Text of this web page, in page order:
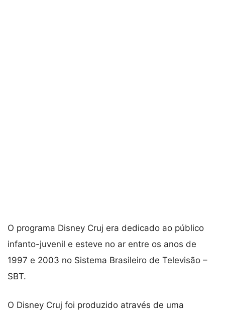
O programa Disney Cruj era dedicado ao público
infanto-juvenil e esteve no ar entre os anos de
1997 e 2003 no Sistema Brasileiro de Televisão –
SBT.
O Disney Cruj foi produzido através de uma